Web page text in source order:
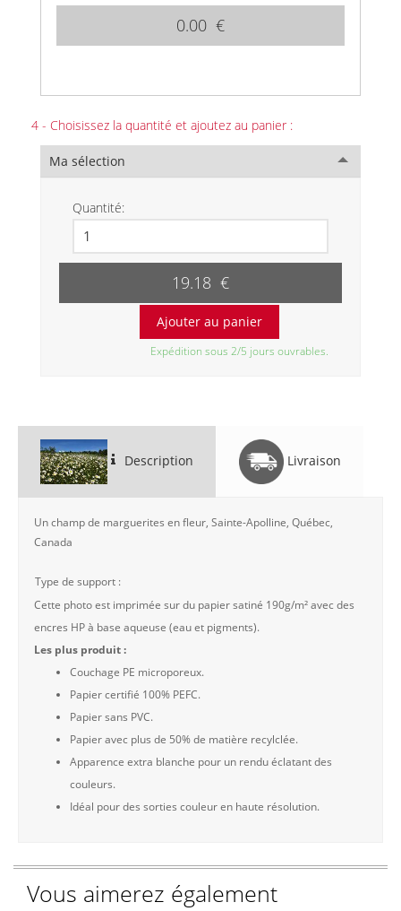
0.00 €
4 - Choisissez la quantité et ajoutez au panier :
Ma sélection
Quantité:
19.18 €
Expédition sous 2/5 jours ouvrables.
Description Livraison
Un champ de marguerites en fleur, Sainte-Apolline, Québec,
Canada
Type de support :
Cette photo est imprimée sur du papier satiné 190g/m² avec des
encres HP à base aqueuse (eau et pigments).
Les plus produit :
Couchage PE microporeux.
Papier certifié 100% PEFC.
Papier sans PVC.
Papier avec plus de 50% de matière recylclée.
Apparence extra blanche pour un rendu éclatant des
couleurs.
Idéal pour des sorties couleur en haute résolution.
Vous aimerez également